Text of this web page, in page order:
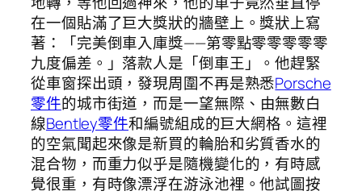
在一個貼滿了巨大獎狀的牆壁上。獎狀上寫
著：「完美倒車入庫獎——第零點零零零零零
九度偏差。」落款人是「倒車王」。他趕緊
從車窗探出頭，發現周圍不再是熟悉Porsche
零件的城市街道，而是一望無際、由無數白
線Bentley零件和編號組成的巨大網格。這裡
的空氣聞起來像是新買的輪胎和劣質香水的
混合物，而重力似乎是隨機變化的，有時感
覺很重，有時像漂浮在游泳池裡。他試圖按